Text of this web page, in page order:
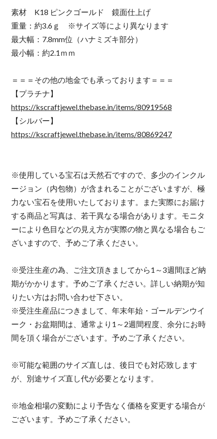
素材 K18 ピンクゴールド 鏡面仕上げ
重量：約3.6ｇ ※サイズ等により異なります
最大幅：7.8mm位（ハナミズキ部分）
最小幅：約2.1ｍｍ
＝＝＝その他の地金でも承っております＝＝＝
【プラチナ】
https://kscraftjewel.thebase.in/items/80919568
【シルバー】
https://kscraftjewel.thebase.in/items/80869247
※使用している宝石は天然石ですので、多少のインクル
ージョン（内包物）が含まれることがございますが、極
力ない宝石を使用いたしております。また実際にお届け
する商品と写真は、若干異なる場合があります。モニタ
ーにより色目などの見え方が実際の物と異なる場合もご
ざいますので、予めご了承ください。
※受注生産の為、ご注文頂きましてから1～3週間ほど納
期がかかります。予めご了承ください。詳しい納期が知
りたい方はお問い合わせ下さい。
※受注生産品につきまして、年末年始・ゴールデンウイ
ーク・お盆期間は、通常より1～2週間程度、余分にお時
間を頂く場合がございます。予めご了承ください。
※可能な範囲のサイズ直しは、後日でも対応致します
が、別途サイズ直し代が必要となります。
※地金相場の変動により予告なく価格を変更する場合が
ございます。予めご了承ください。